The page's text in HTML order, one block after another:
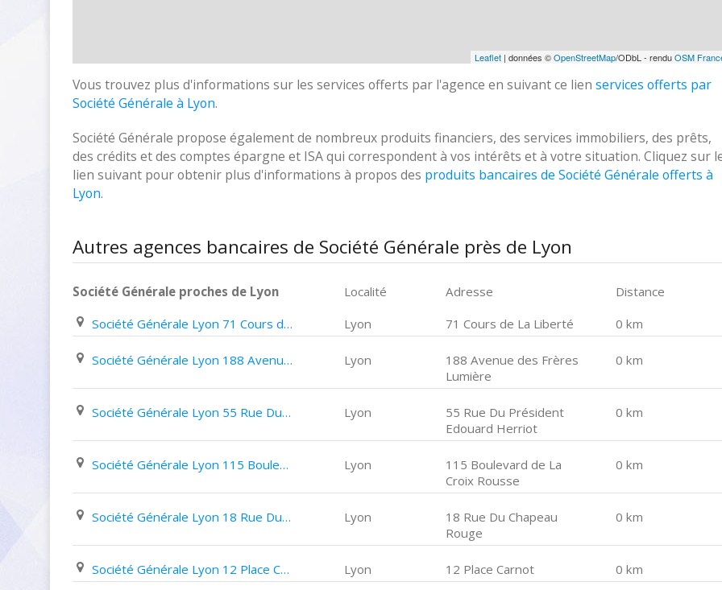
Leaflet| données ©OpenStreetMap/ODbL - renduOSM
Vous trouvez plus d'informations sur les services offerts par l'agence en suivant ce lien services offerts par
Société Générale à Lyon.
Société Générale propose également de nombreux produits financiers, des services immobiliers, des prêts,
des crédits et des comptes épargne et ISA qui correspondent à vos intérêts et à votre situation. Cliquez sur
lien suivant pour obtenir plus d'informations à propos des produits bancaires de Société Générale offerts à
Lyon.
Autres agences bancaires de Société Générale près de Lyon
Société Générale proches de Lyon Localité Adresse
Distance
Société Générale Lyon 71 Cours de La Liberté
Lyon 71 Cours de La Liberté 0 km
Société Générale Lyon 188 Avenue des Frères Lumière Lyon
188 Avenue des Frères
Lumière
0 km
Société Générale Lyon 55 Rue Du Président Edouard Herriot Lyon
55 Rue Du Président
Edouard Herriot
0 km
Société Générale Lyon 115 Boulevard de La Croix Rousse Lyon
115 Boulevard de La
Croix Rousse
0 km
Société Générale Lyon 18 Rue Du Chapeau Rouge Lyon
18 Rue Du Chapeau
Rouge
0 km
Société Générale Lyon 12 Place Carnot Lyon 12 Place Carnot 0 km